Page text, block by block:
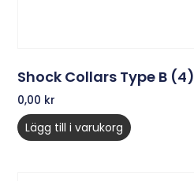
Shock Collars Type B (4)
0,00 kr
Lägg till i varukorg